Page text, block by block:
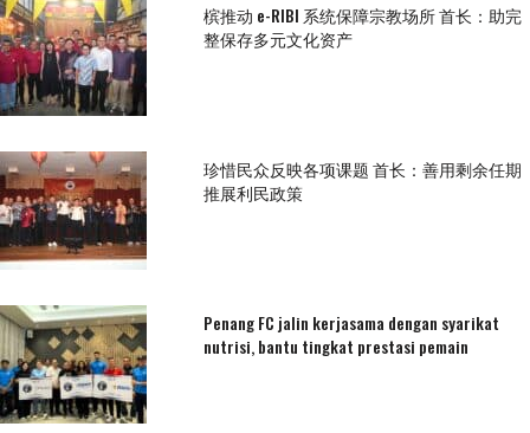
槟推动 e-RIBI 系统保障宗教场所 首长：助完
整保存多元文化资产
珍惜民众反映各项课题 首长：善用剩余任期
推展利民政策
Penang FC jalin kerjasama dengan syarikat
nutrisi, bantu tingkat prestasi pemain